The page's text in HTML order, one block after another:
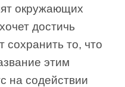
окружающих
достичь
сохранить то, что
этим
на содействии